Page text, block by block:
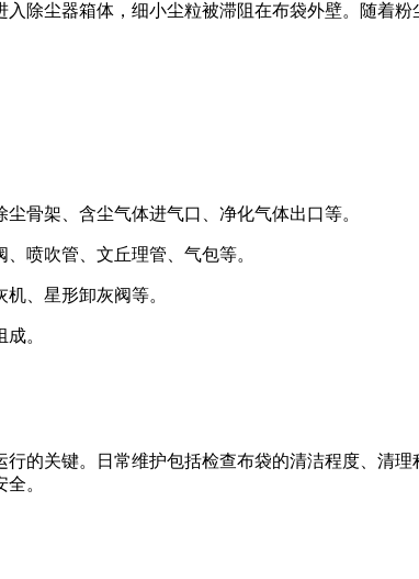
除尘器箱体，细小尘粒被滞阻在布袋外壁。随着
骨架、含尘气体进气口、净化气体出口等‌。
喷吹管、文丘理管、气包等‌。
、星形卸灰阀等‌。
。
行的关键。日常维护包括检查布袋的清洁程度、清
。